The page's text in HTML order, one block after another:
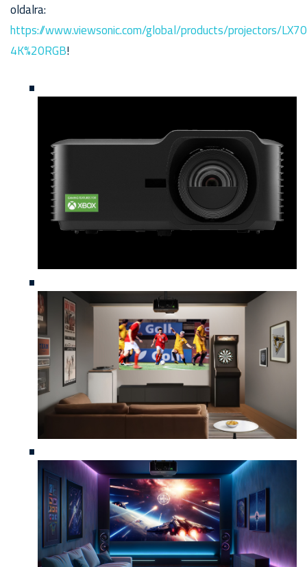
oldalra:
https://www.viewsonic.com/global/products/projectors/
4K%20RGB!